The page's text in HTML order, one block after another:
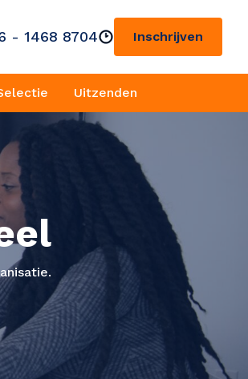
- 1468 8704 Inschrijven
Uitzenden